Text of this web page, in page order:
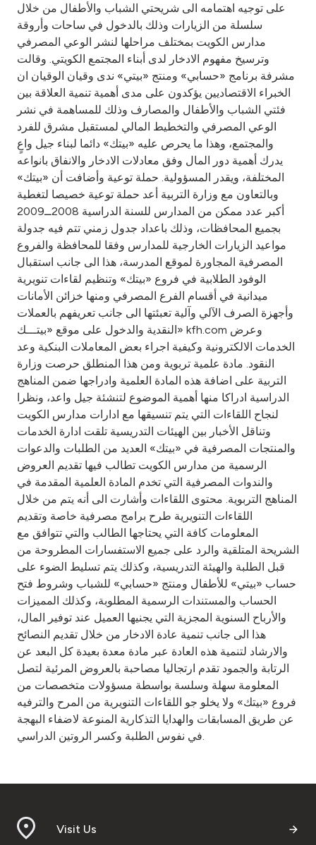
Contact us
Branch & ATM locator
Germany
Malaysia
Turkey
Egypt
UK
Kingdom of Bahrain
على توجيه اهتمامه الى شريحتي الشباب والأطفال من خلال
سلسلة من الزيارات وذلك بالدخول في ساحات وأروقة
مدارس الكويت بمختلف مراحلها لنشر الوعي المصرفي
وترسيخ مفهوم الادخار لدى أبناء المجتمع الكويتي. وقالت
مشرفة برنامج «حسابي» ومنتج «بيتي» ندى وقيان الوقيان ان
الخبراء الاقتصاديين يؤكدون على مدى أهمية تنمية العلاقة بين
فئتي الشباب والأطفال والمصارف وذلك للمساهمة في نشر
الوعي المصرفي والتخطيط المالي لمستقبل مشرق للفرد
والمجتمع، وهذا ما يحرص عليه «بيتك» دائما لبناء جيل واعٍ
يدرك أهمية دور المال وفق معادلات الادخار والانفاق بانواعه
المختلفة، ويقدر المسؤولية. حملة توعية وأضافت أن «بيتك»
وبالتعاون مع وزارة التربية أعد حملة توعية خصيصا لتغطية
أكبر عدد ممكن من المدارس للسنة الدراسية 2008ــ2009
بجميع المحافظات، وذلك باعداد جدول زمني تتم فيه جدولة
مواعيد الزيارات الخارجية للمدارس وفقا للمحافظة والفروع
المصرفية المجاورة لموقع المدرسة، هذا الى جانب استقبال
الوفود الطلابية في فروع «بيتك» وتنظيم لقاءات تنويرية
ميدانية في أقسام الفرع المصرفي ومنها خزائن الأمانات
وأجهزة الصرف الآلي وآلية تعبئتها الى جانب تعريفهم بالعملات
النقدية والدخول على موقع «بيتـــك» kfh.com وعرض
الخدمات الالكترونية وكيفية اجراء بعض المعاملات البنكية وعد
النقود. مادة علمية تربوية ومن هذا المنطلق حرصت وزارة
التربية على اضافة هذه المادة العلمية وادراجها ضمن المناهج
الدراسية ادراكا منها أهمية الموضوع لتنشئة جيل واعد، ونظرا
لنجاح اللقاءات التي يتم تنسيقها مع ادارات مدارس الكويت
وتناقل الأخبار بين الهيئات التدريسية تلقت ادارة الخدمات
والمنتجات المصرفية في «بيتك» العديد من الطلبات والدعوات
الرسمية من مدارس الكويت تطالب فيها تقديم العروض
والندوات المصرفية التي تخدم المادة العلمية المقدمة في
المناهج التربوية. محتوى اللقاءات وأشارت الى أنه يتم من خلال
اللقاءات التنويرية طرح برامج مصرفية خاصة وتقديم
المعلومات كافة التي يحتاجها الطالب والتي تتوافق مع
الشريحة المتلقية والرد على جميع الاستفسارات المطروحة من
قبل الطلبة والهيئة التدريسية، وكذلك يتم تسليط الضوء على
حساب «بيتي» للأطفال ومنتج «حسابي» للشباب وشروط فتح
الحساب والمستندات الرسمية المطلوبة، وكذلك المميزات
والأرباح السنوية المجزية التي يجنيها العميل عند توفير المال،
هذا الى جانب تنمية عادة الادخار من خلال تقديم النصائح
والارشاد لتنمية هذه العادة عبر مادة معدة بعيدة كل البعد عن
الرتابة والجمود تقدم ارتجاليا مصاحبة بالعروض المرئية لتصل
المعلومة سهلة وسلسة بواسطة مسؤولات متخصصات من
فروع «بيتك» ولا يخلو جو اللقاءات التنويرية من المرح والترفيه
عن طريق المسابقات والهدايا التذكارية المنوعة لاضفاء البهجة
في نفوس الطلبة وكسر الروتين الدراسي.
Visit Us